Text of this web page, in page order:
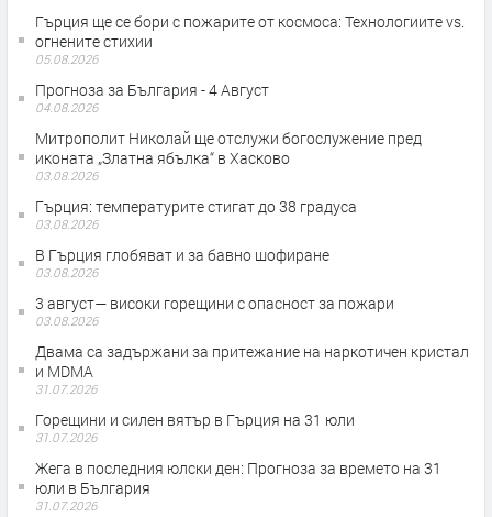
Гърция ще се бори с пожарите от космоса: Технологиите vs.
огнените стихии
05.08.2026
Прогноза за България - 4 Август
04.08.2026
Митрополит Николай ще отслужи богослужение пред
иконата „Златна ябълка“ в Хасково
03.08.2026
Гърция: температурите стигат до 38 градуса
03.08.2026
В Гърция глобяват и за бавно шофиране
03.08.2026
3 август— високи горещини с опасност за пожари
03.08.2026
Двама са задържани за притежание на наркотичен кристал
и MDMA
31.07.2026
Горещини и силен вятър в Гърция на 31 юли
31.07.2026
Жега в последния юлски ден: Прогноза за времето на 31
юли в България
31.07.2026